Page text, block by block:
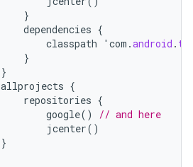
}
dependencies {
classpath
' com .android .
}
}
allprojects {
repositories {
google()
// and here
jcenter()
}